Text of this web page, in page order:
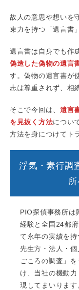
故人の意思や想いを
束力を持つ「遺言書
遺言書は自身でも作
偽造した偽物の遺言
す。偽物の遺言書が
志は尊重されず、相
そこで今回は、 遺言
を見抜く方法につい
方法を身につけてト
浮気・素行調
PIO探偵事務所は
経験と全国24都
て永年の実績を
先生方・法人・
ごころの調査」
け、当社の機動
現してまいります